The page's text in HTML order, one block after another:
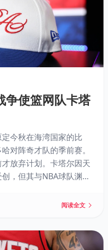
争使篮网队卡塔
今秋在海湾国家的比
对阵奇才队的季前赛。
放弃计划。卡塔尔因天
，但其与NBA球队渊源
首次踏足阿拉伯世界。
阅读全文